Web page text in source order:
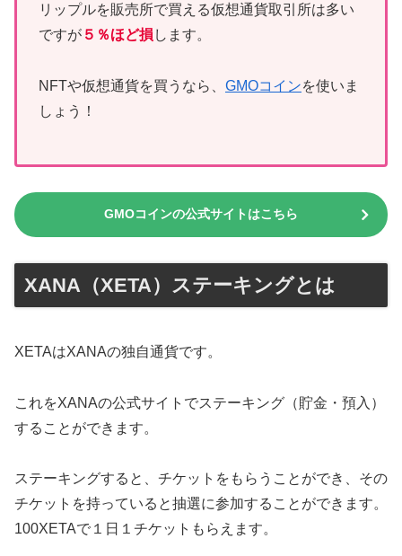
リップルを販売所で買える仮想通貨取引所は多い
ですが ５％ほど損 します。
NFTや仮想通貨を買うなら、 GMOコインを使いま
しょう！
GMOコインの公式サイトはこちら
XANA（XETA）ステーキングとは
XETAはXANAの独自通貨です。
これをXANAの公式サイトでステーキング（貯金・預入）
することができます。
ステーキングすると、チケットをもらうことができ、その
チケットを持っていると抽選に参加することができます。
100XETAで１日１チケットもらえます。